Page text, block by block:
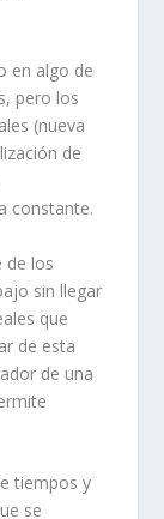
en algo de
pero los
(nueva
de
constante.
de los
sin llegar
que
de esta
de una
tiempos y
se